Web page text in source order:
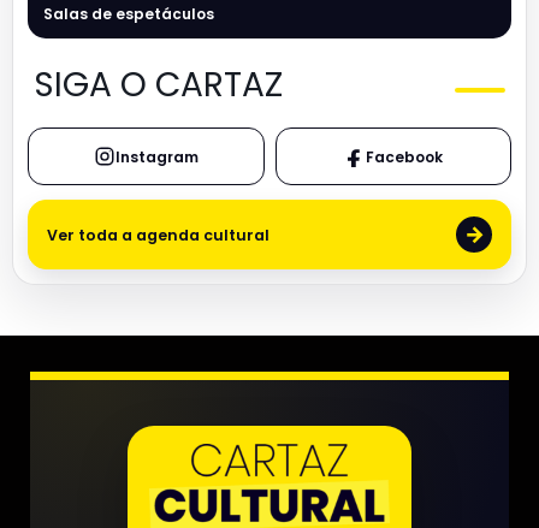
Salas de espetáculos
SIGA O CARTAZ
Instagram Facebook
Ver toda a agenda cultural →